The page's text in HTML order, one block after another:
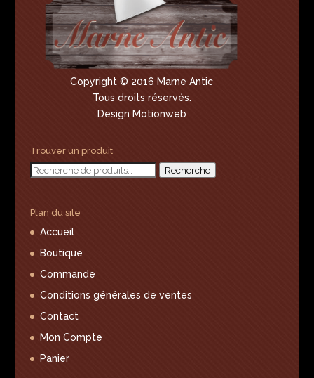
Copyright © 2016 Marne Antic
Tous droits réservés.
Design Motionweb
Trouver un produit
Recherche
Recherche
Plan du site
Accueil
Boutique
Commande
Conditions générales de ventes
Contact
Mon Compte
Panier